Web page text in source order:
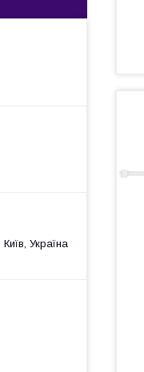
Україна